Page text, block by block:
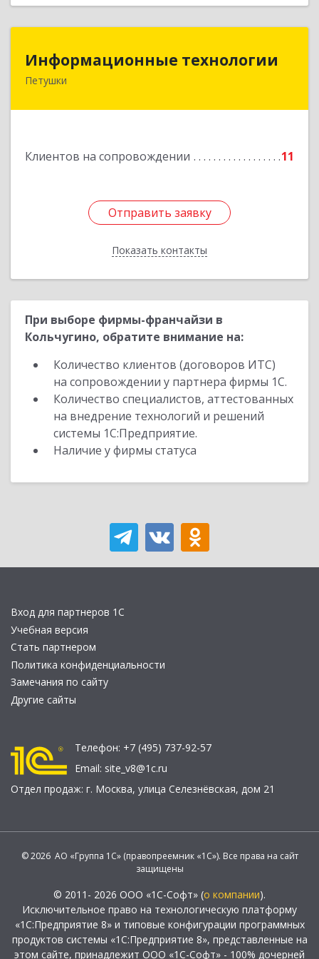
Информационные технологии
Петушки
Клиентов на сопровождении 11
Отправить заявку
Показать контакты
Информационные технологии
Отправить заявку
Назад
При выборе фирмы-франчайзи в
Кольчугино, обратите внимание на:
Количество клиентов (договоров ИТС)
на сопровождении у партнера фирмы 1С.
Количество специалистов, аттестованных
на внедрение технологий и решений
системы 1С:Предприятие.
Наличие у фирмы статуса
Вход для партнеров 1С
Учебная версия
Стать партнером
Политика конфиденциальности
Замечания по сайту
Другие сайты
Телефон: +7 (495) 737-92-57
Email: site_v8@1c.ru
Отдел продаж: г. Москва, улица Селезнёвская, дом 21
© 2026 АО «Группа 1С» (правопреемник «1С»). Все права на сайт
защищены
© 2011- 2026 ООО «1С-Софт» (о компании).
Исключительное право на технологическую платформу
«1С:Предприятие 8» и типовые конфигурации программных
продуктов системы «1С:Предприятие 8», представленные на
этом сайте, принадлежит ООО «1С-Софт» - 100% дочерней